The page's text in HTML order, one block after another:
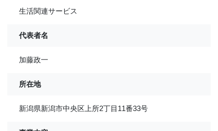
生活関連サービス
代表者名
加藤政一
所在地
新潟県新潟市中央区上所2丁目11番33号